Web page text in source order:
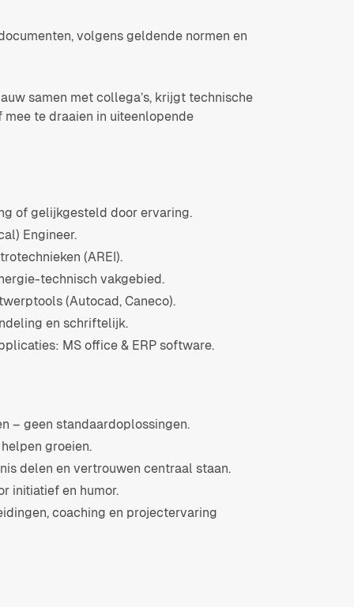
volgens geldende normen en
samen met collega’s, krijgt technische
te draaien in uiteenlopende
of gelijkgesteld door ervaring.
Engineer.
(AREI).
technisch vakgebied.
(Autocad, Caneco).
en schriftelijk.
MS office & ERP software.
– geen standaardoplossingen.
groeien.
delen en vertrouwen centraal staan.
initiatief en humor.
coaching en projectervaring